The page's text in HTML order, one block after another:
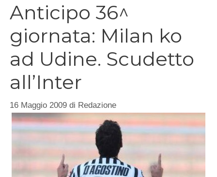
Anticipo 36^
giornata: Milan ko
ad Udine. Scudetto
all’Inter
16 Maggio 2009 di Redazione